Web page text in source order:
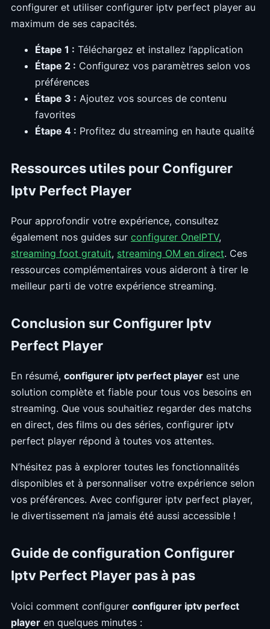
configurer et utiliser configurer iptv perfect player au
maximum de ses capacités.
Étape 1 : Téléchargez et installez l’application
Étape 2 : Configurez vos paramètres selon vos
préférences
Étape 3 : Ajoutez vos sources de contenu
favorites
Étape 4 : Profitez du streaming en haute qualité
Ressources utiles pour Configurer
Iptv Perfect Player
Pour approfondir votre expérience, consultez
également nos guides sur configurer OneIPTV,
streaming foot gratuit, streaming OM en direct. Ces
ressources complémentaires vous aideront à tirer le
meilleur parti de votre expérience streaming.
Conclusion sur Configurer Iptv
Perfect Player
En résumé, configurer iptv perfect player est une
solution complète et fiable pour tous vos besoins en
streaming. Que vous souhaitiez regarder des matchs
en direct, des films ou des séries, configurer iptv
perfect player répond à toutes vos attentes.
N’hésitez pas à explorer toutes les fonctionnalités
disponibles et à personnaliser votre expérience selon
vos préférences. Avec configurer iptv perfect player,
le divertissement n’a jamais été aussi accessible !
Guide de configuration Configurer
Iptv Perfect Player pas à pas
Voici comment configurer configurer iptv perfect
player en quelques minutes :